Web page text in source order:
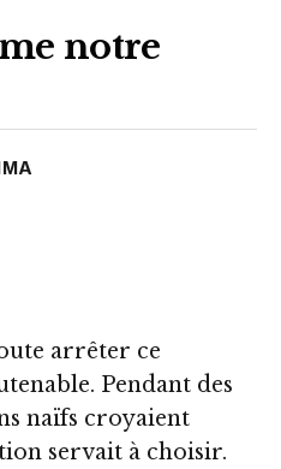
notre
arrêter ce
Pendant des
naïfs croyaient
servait à choisir.